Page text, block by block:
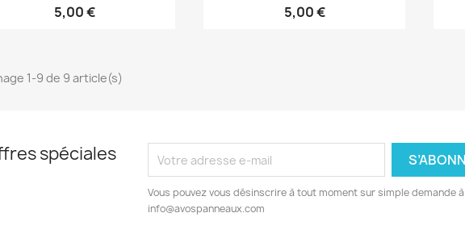
5,00 € 5,00 €
1-9 de 9 article(s)
spéciales
Vous pouvez vous désinscrire à tout moment sur simple demande à
info@avospanneaux.com